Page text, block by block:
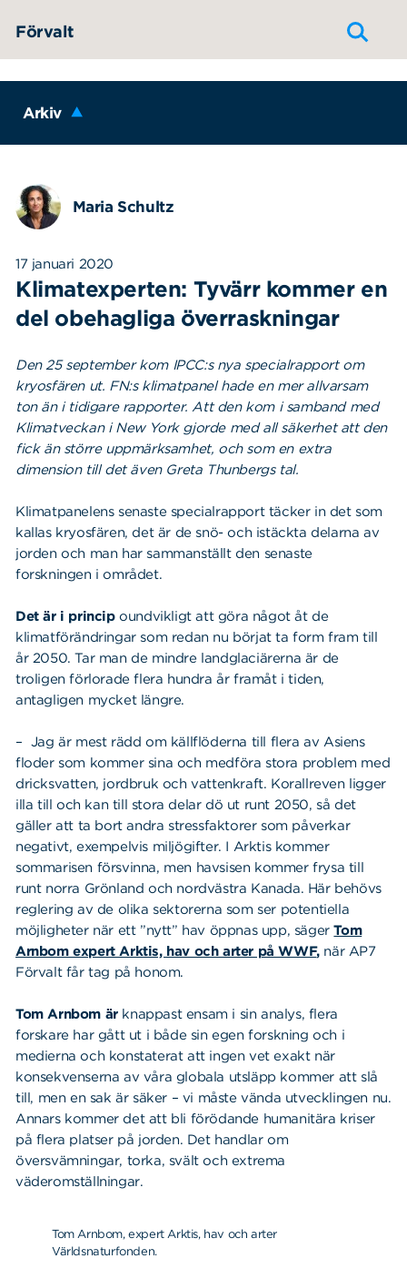
Förvalt
Arkiv
Maria Schultz
17 januari 2020
Klimatexperten: Tyvärr kommer en
del obehagliga överraskningar
Den 25 september kom IPCC:s nya specialrapport om
kryosfären ut. FN:s klimatpanel hade en mer allvarsam
ton än i tidigare rapporter. Att den kom i samband med
Klimatveckan i New York gjorde med all säkerhet att den
fick än större uppmärksamhet, och som en extra
dimension till det även Greta Thunbergs tal.
Klimatpanelens senaste specialrapport täcker in det som
kallas kryosfären, det är de snö- och istäckta delarna av
jorden och man har sammanställt den senaste
forskningen i området.
Det är i principoundvikligt att göra något åt de
klimatförändringar som redan nu börjat ta form fram till
år 2050. Tar man de mindre landglaciärerna är de
troligen förlorade flera hundra år framåt i tiden,
antagligen mycket längre.
– Jag är mest rädd om källflöderna till flera av Asiens
floder som kommer sina och medföra stora problem med
dricksvatten, jordbruk och vattenkraft. Korallreven ligger
illa till och kan till stora delar dö ut runt 2050, så det
gäller att ta bort andra stressfaktorer som påverkar
negativt, exempelvis miljögifter. I Arktis kommer
sommarisen försvinna, men havsisen kommer frysa till
runt norra Grönland och nordvästra Kanada. Här behövs
reglering av de olika sektorerna som ser potentiella
möjligheter när ett ”nytt” hav öppnas upp, sägerTom
Arnbom expert Arktis, hav och arter på WWF, när AP7
Förvalt får tag på honom.
Tom Arnbom ärknappast ensam i sin analys, flera
forskare har gått ut i både sin egen forskning och i
medierna och konstaterat att ingen vet exakt när
konsekvenserna av våra globala utsläpp kommer att slå
till, men en sak är säker – vi måste vända utvecklingen nu.
Annars kommer det att bli förödande humanitära kriser
på flera platser på jorden. Det handlar om
översvämningar, torka, svält och extrema
väderomställningar.
Tom Arnbom, expert Arktis, hav och arter
Världsnaturfonden.